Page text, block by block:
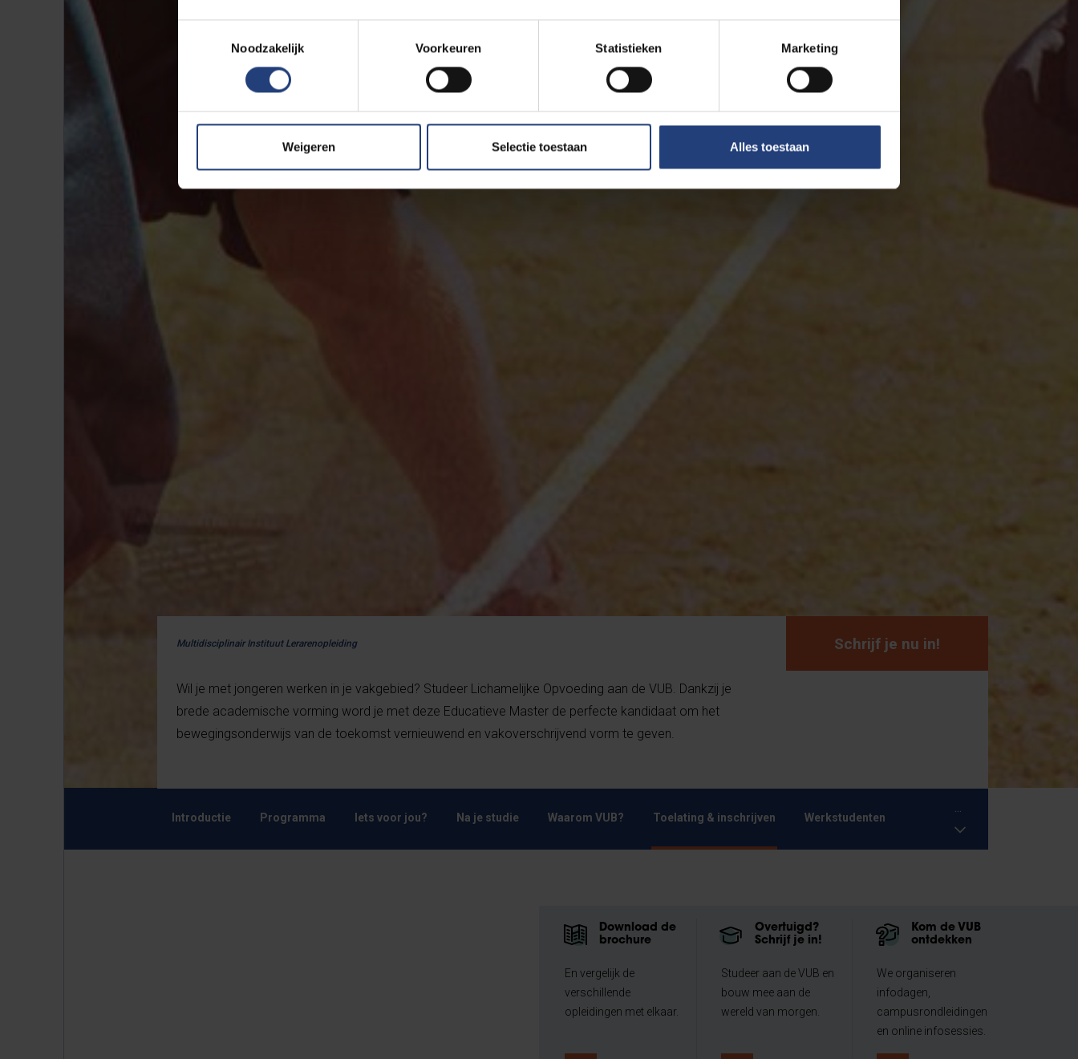
Noodzakelijk
Voorkeuren Statistieken Marketing
Weigeren Selectie toestaan Alles toestaan
Multidisciplinair Instituut Lerarenopleiding
Wil je met jongeren werken in je vakgebied? Studeer Lichamelijke Opvoeding aan de VUB. Dankzij je
brede academische vorming word je met deze Educatieve Master de perfecte kandidaat om het
bewegingsonderwijs van de toekomst vernieuwend en vakoverschrijvend vorm te geven.
Schrijf je nu in!
Introductie Programma Iets voor jou? Na je studie Waarom VUB? Toelating & inschrijven Werkstudenten
...
Download de
brochure
En vergelijk de
verschillende
opleidingen met elkaar.
Overtuigd?
Schrijf je in!
Studeer aan de VUB en
bouw mee aan de
wereld van morgen.
Kom de VUB
ontdekken
We organiseren
infodagen,
campusrondleidingen
en online infosessies.